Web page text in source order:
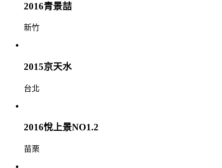
2016青景喆
新竹
2015京天水
台北
2016悅上景NO1.2
苗栗